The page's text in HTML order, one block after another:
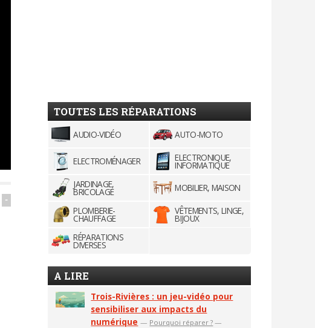
-
TOUTES LES RÉPARATIONS
AUDIO-VIDÉO AUTO-MOTO
ELECTROMÉNAGER ELECTRONIQUE,
INFORMATIQUE
JARDINAGE,
BRICOLAGE
MOBILIER, MAISON
PLOMBERIE-
CHAUFFAGE
VÊTEMENTS, LINGE,
BIJOUX
RÉPARATIONS
DIVERSES
A LIRE
Trois-Rivières : un jeu-vidéo pour
sensibiliser aux impacts du
numérique — Pourquoi réparer ? —